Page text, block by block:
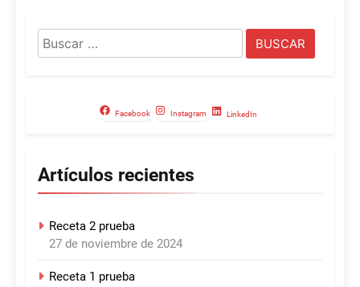
Buscar:
Facebook Instagram LinkedIn
Artículos recientes
Receta 2 prueba
27 de noviembre de 2024
Receta 1 prueba